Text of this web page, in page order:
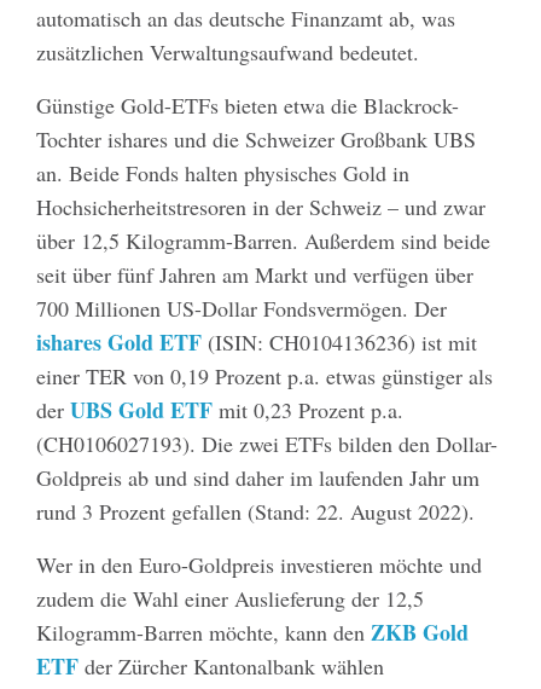
automatisch an das deutsche Finanzamt ab, was
zusätzlichen Verwaltungsaufwand bedeutet.
Günstige Gold-ETFs bieten etwa die Blackrock-
Tochter ishares und die Schweizer Großbank UBS
an. Beide Fonds halten physisches Gold in
Hochsicherheitstresoren in der Schweiz – und zwar
über 12,5 Kilogramm-Barren. Außerdem sind beide
seit über fünf Jahren am Markt und verfügen über
700 Millionen US-Dollar Fondsvermögen. Der
ishares Gold ETF (ISIN: CH0104136236) ist mit
einer TER von 0,19 Prozent p.a. etwas günstiger als
derUBS Gold ETF mit 0,23 Prozent p.a.
(CH0106027193). Die zwei ETFs bilden den Dollar-
Goldpreis ab und sind daher im laufenden Jahr um
rund 3 Prozent gefallen (Stand: 22. August 2022).
Wer in den Euro-Goldpreis investieren möchte und
zudem die Wahl einer Auslieferung der 12,5
Kilogramm-Barren möchte, kann denZKB Gold
ETF der Zürcher Kantonalbank wählen